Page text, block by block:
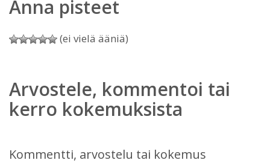
Anna pisteet
(ei vielä ääniä)
Arvostele, kommentoi tai
kerro kokemuksista
Kommentti, arvostelu tai kokemus